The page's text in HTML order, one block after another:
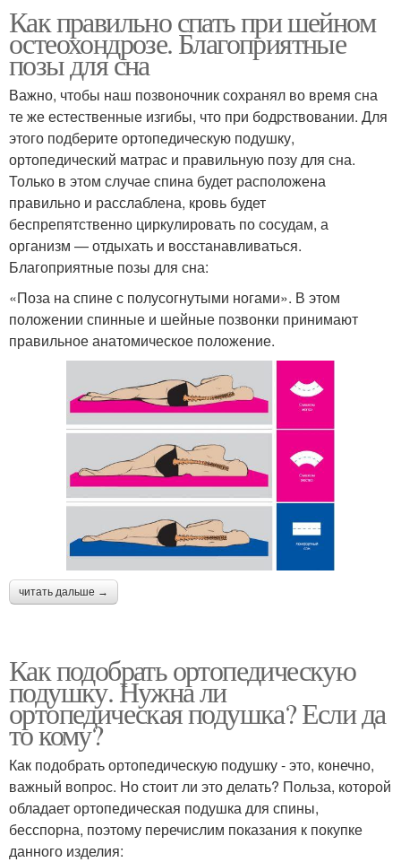
Как правильно спать при шейном
остеохондрозе. Благоприятные
позы для сна
Важно, чтобы наш позвоночник сохранял во время сна
те же естественные изгибы, что при бодрствовании. Для
этого подберите ортопедическую подушку,
ортопедический матрас и правильную позу для сна.
Только в этом случае спина будет расположена
правильно и расслаблена, кровь будет
беспрепятственно циркулировать по сосудам, а
организм — отдыхать и восстанавливаться.
Благоприятные позы для сна:
«Поза на спине с полусогнутыми ногами». В этом
положении спинные и шейные позвонки принимают
правильное анатомическое положение.
читать дальше →
Как подобрать ортопедическую
подушку. Нужна ли
ортопедическая подушка? Если да
то кому?
Как подобрать ортопедическую подушку - это, конечно,
важный вопрос. Но стоит ли это делать? Польза, которой
обладает ортопедическая подушка для спины,
бесспорна, поэтому перечислим показания к покупке
данного изделия: